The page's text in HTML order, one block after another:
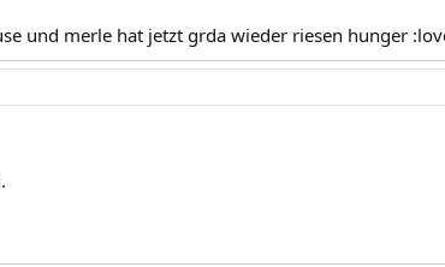
und merle hat jetzt grda wieder riesen hunger